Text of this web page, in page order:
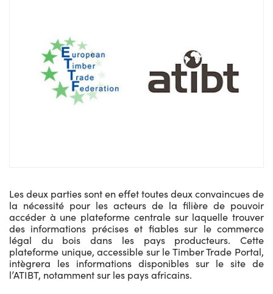
Les deux parties sont en effet toutes deux convaincues de
la nécessité pour les acteurs de la filière de pouvoir
accéder à une plateforme centrale sur laquelle trouver
des informations précises et fiables sur le commerce
légal du bois dans les pays producteurs. Cette
plateforme unique, accessible sur le Timber Trade Portal,
intègrera les informations disponibles sur le site de
l’ATIBT, notamment sur les pays africains.